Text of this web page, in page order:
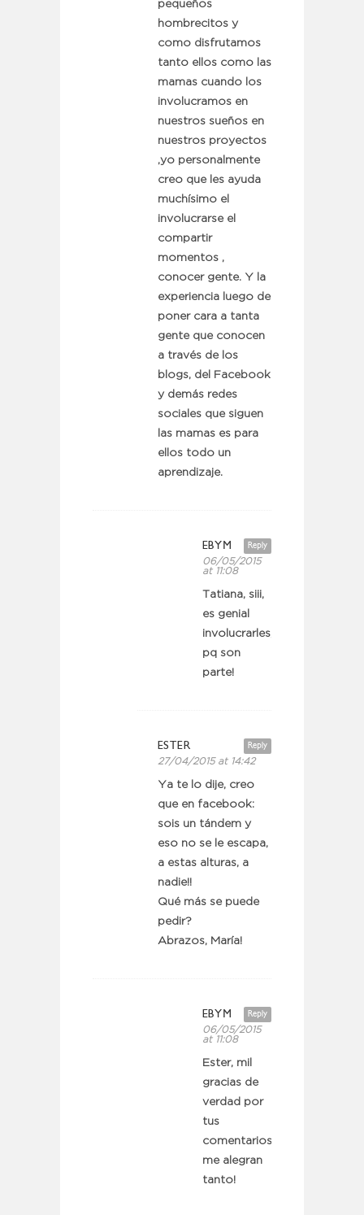
pequeños
hombrecitos y
como disfrutamos
tanto ellos como las
mamas cuando los
involucramos en
nuestros sueños en
nuestros proyectos
,yo personalmente
creo que les ayuda
muchísimo el
involucrarse el
compartir
momentos ,
conocer gente. Y la
experiencia luego de
poner cara a tanta
gente que conocen
a través de los
blogs, del Facebook
y demás redes
sociales que siguen
las mamas es para
ellos todo un
aprendizaje.
Reply
EBYM
06/05/2015
at 11:08
Tatiana, siii,
es genial
involucrarles,
pq son
parte!
Reply
ESTER
27/04/2015 at 14:42
Ya te lo dije, creo
que en facebook:
sois un tándem y
eso no se le escapa,
a estas alturas, a
nadie!!
Qué más se puede
pedir?
Abrazos, María!
Reply
EBYM
06/05/2015
at 11:08
Ester, mil
gracias de
verdad por
tus
comentarios.
me alegran
tanto!